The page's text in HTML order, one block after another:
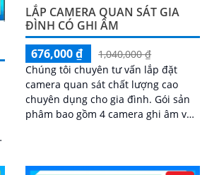
LẮP CAMERA QUAN SÁT GIA
ĐÌNH CÓ GHI ÂM
676,000 ₫
1,040,000 ₫
Chúng tôi chuyên tư vấn lắp đặt
camera quan sát chất lượng cao
chuyên dụng cho gia đình. Gói sản
phâm bao gồm 4 camera ghi âm và